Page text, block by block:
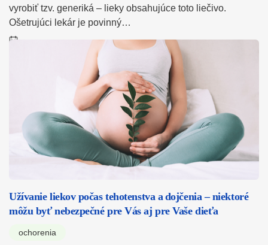
vyrobiť tzv. generiká – lieky obsahujúce toto liečivo.
Ošetrujúci lekár je povinný…
Užívanie liekov počas tehotenstva a dojčenia – niektoré
môžu byť nebezpečné pre Vás aj pre Vaše dieťa
ochorenia